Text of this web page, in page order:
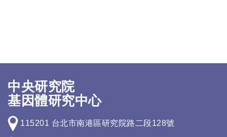
中央研究院
基因體研究中心
115201 台北市南港區研究院路二段128號